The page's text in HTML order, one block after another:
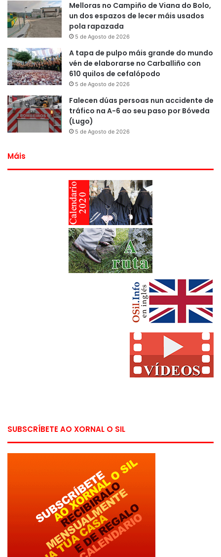
Melloras no Campiño de Viana do Bolo,
un dos espazos de lecer máis usados
pola rapazada
5 de Agosto de 2026
A tapa de pulpo máis grande do mundo
vén de elaborarse no Carballiño con
610 quilos de cefalópodo
5 de Agosto de 2026
Falecen dúas persoas nun accidente de
tráfico na A-6 ao seu paso por Bóveda
(Lugo)
5 de Agosto de 2026
Máis
SUBSCRÍBETE AO XORNAL O SIL